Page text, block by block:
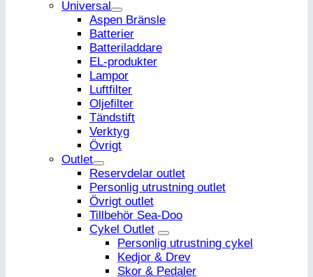
Universal
Aspen Bränsle
Batterier
Batteriladdare
EL-produkter
Lampor
Luftfilter
Oljefilter
Tändstift
Verktyg
Övrigt
Outlet
Reservdelar outlet
Personlig utrustning outlet
Övrigt outlet
Tillbehör Sea-Doo
Cykel Outlet
Personlig utrustning cykel
Kedjor & Drev
Skor & Pedaler